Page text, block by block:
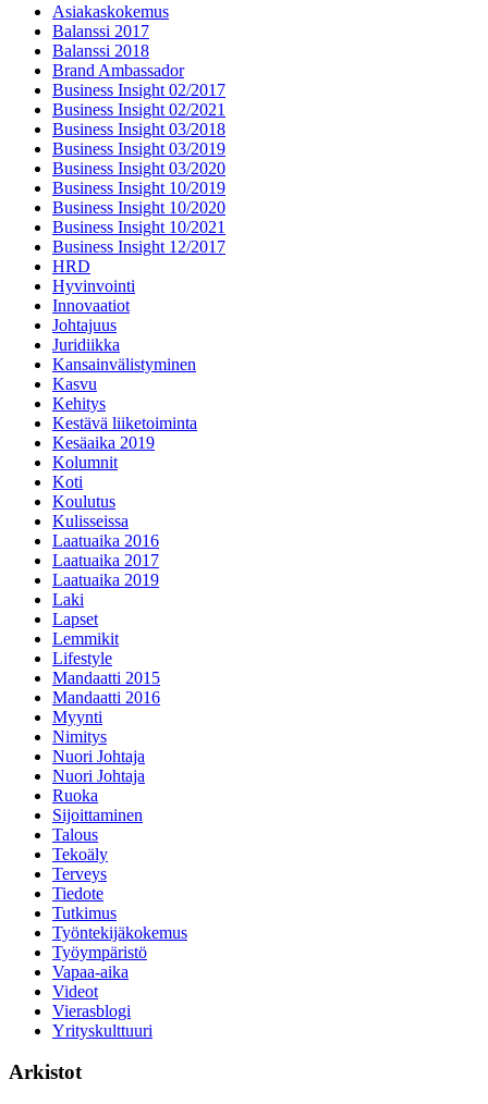
Asiakaskokemus
Balanssi 2017
Balanssi 2018
Brand Ambassador
Business Insight 02/2017
Business Insight 02/2021
Business Insight 03/2018
Business Insight 03/2019
Business Insight 03/2020
Business Insight 10/2019
Business Insight 10/2020
Business Insight 10/2021
Business Insight 12/2017
HRD
Hyvinvointi
Innovaatiot
Johtajuus
Juridiikka
Kansainvälistyminen
Kasvu
Kehitys
Kestävä liiketoiminta
Kesäaika 2019
Kolumnit
Koti
Koulutus
Kulisseissa
Laatuaika 2016
Laatuaika 2017
Laatuaika 2019
Laki
Lapset
Lemmikit
Lifestyle
Mandaatti 2015
Mandaatti 2016
Myynti
Nimitys
Nuori Johtaja
Nuori Johtaja
Ruoka
Sijoittaminen
Talous
Tekoäly
Terveys
Tiedote
Tutkimus
Työntekijäkokemus
Työympäristö
Vapaa-aika
Videot
Vierasblogi
Yrityskulttuuri
Arkistot